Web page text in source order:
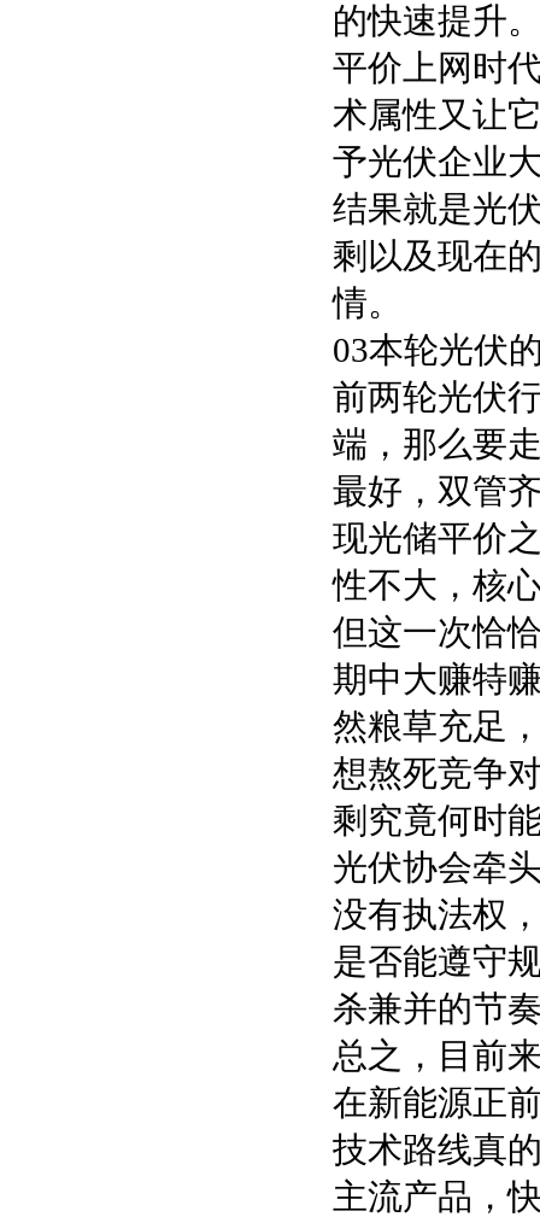
的快速提升
平价上网时
术属性又让
予光伏企业
结果就是光
剩以及现在
情。
03本轮光伏
前两轮光伏
端，那么要
最好，双管
现光储平价
性不大，核
但这一次恰
期中大赚特
然粮草充足
想熬死竞争
剩究竟何时
光伏协会牵
没有执法权
是否能遵守
杀兼并的节
总之，目前
在新能源正
技术路线真
主流产品，